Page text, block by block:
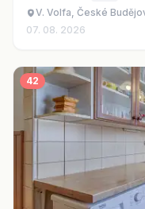
V. Volfa, České
07. 08. 2026
42